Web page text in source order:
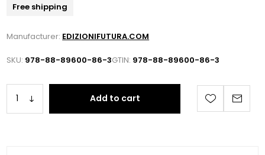
Free shipping
Manufacturer: EDIZIONIFUTURA.COM
SKU: 978-88-89600-86-3GTIN: 978-88-89600-86-3
Add to cart